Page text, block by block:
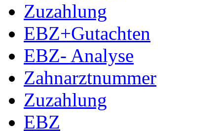
Zuzahlung
EBZ+Gutachten
EBZ- Analyse
Zahnarztnummer
Zuzahlung
EBZ